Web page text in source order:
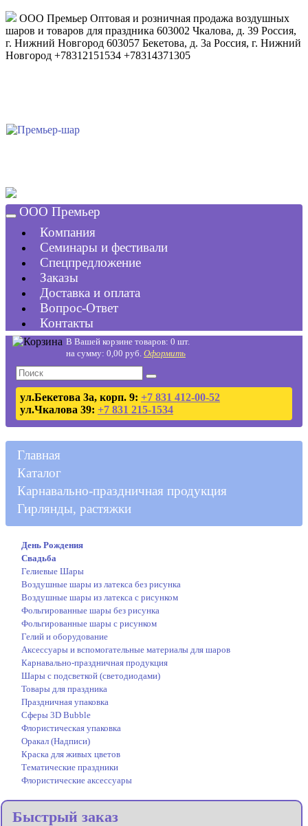
ООО Премьер Оптовая и розничная продажа воздушных
шаров и товаров для праздника 603002 Чкалова, д. 39 Россия,
г. Нижний Новгород 603057 Бекетова, д. 3а Россия, г. Нижний
Новгород +78312151534 +78314371305
ООО Премьер
Компания
Семинары и фестивали
Спецпредложение
Заказы
Доставка и оплата
Вопрос-Ответ
Контакты
В Вашей корзине товаров: 0 шт.
на сумму: 0,00 руб. Оформить
ул.Бекетова 3а, корп. 9: +7 831 412-00-52
ул.Чкалова 39: +7 831 215-1534
Главная
Каталог
Карнавально-праздничная продукция
Гирлянды, растяжки
День Рождения
Свадьба
Гелиевые Шары
Воздушные шары из латекса без рисунка
Воздушные шары из латекса с рисунком
Фольгированные шары без рисунка
Фольгированные шары с рисунком
Гелий и оборудование
Аксессуары и вспомогательные материалы для шаров
Карнавально-праздничная продукция
Шары с подсветкой (светодиодами)
Товары для праздника
Праздничная упаковка
Сферы 3D Bubble
Флористическая упаковка
Оракал (Надписи)
Краска для живых цветов
Тематические праздники
Флористические аксессуары
Быстрый заказ